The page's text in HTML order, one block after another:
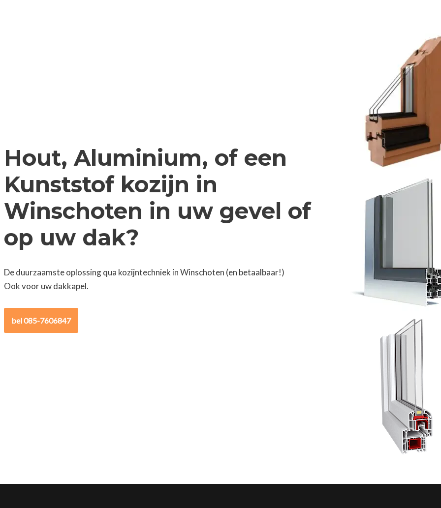
Hout, Aluminium, of een
Kunststof kozijn in
Winschoten in uw gevel of
op uw dak?
De duurzaamste oplossing qua kozijntechniek in Winschoten (en betaalbaar!)
Ook voor uw dakkapel.
bel 085-7606847